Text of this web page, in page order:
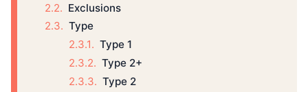
Exclusions
Type
Type 1
Type 2+
Type 2